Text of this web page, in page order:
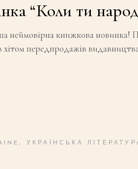
“Коли ти
неймовірна книжкова новинка!
хітом передпродажів
, УКРАЇНСЬКА